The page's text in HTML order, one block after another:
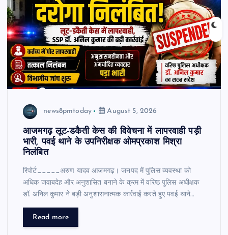
news8pmtoday August 5, 2026
आजमगढ़ लूट-डकैती केस की विवेचना में लापरवाही पड़ी
भारी, पवई थाने के उपनिरीक्षक ओमप्रकाश मिश्रा
निलंबित
रिपोर्ट_____अरुण यादव आजमगढ़। जनपद में पुलिस व्यवस्था को
अधिक जवाबदेह और अनुशासित बनाने के क्रम में वरिष्ठ पुलिस अधीक्षक
डॉ. अनिल कुमार ने बड़ी अनुशासनात्मक कार्रवाई करते हुए पवई थाने…
Read more